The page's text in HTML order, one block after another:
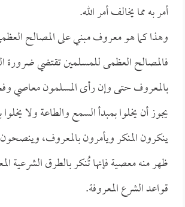
أمر به مما يخالف أمر الله.
وهذا كما هو معروف مبني على المصالح
فالمصالح العظمى للمسلمين تقتضي ضرورة
بالمعروف حتى وإن رأى المسلمون معاصي
يجوز أن يخلوا بمبدأ السمع والطاعة ولا يخلوا
ينكرون المنكر ويأمرون بالمعروف،
ظهر منه معصية فإنها تُنكر بالطرق الشرعية
قواعد الشرع المعروفة.